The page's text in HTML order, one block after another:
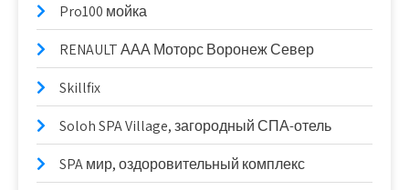
Pro100 мойка
RENAULT ААА Моторс Воронеж Север
Skillfix
Soloh SPA Village, загородный СПА-отель
SPA мир, оздоровительный комплекс